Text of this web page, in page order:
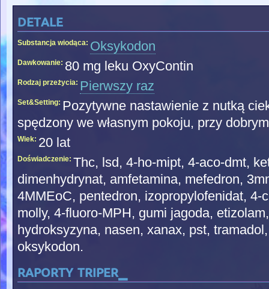
detale
Substancja wiodąca: Oksykodon
Dawkowanie: 80 mg leku OxyContin
Rodzaj przeżycia: Pierwszy raz
Set&Setting: Pozytywne nastawienie z nutką
spędzony we własnym pokoju, przy
Wiek: 20 lat
Doświadczenie: Thc, lsd, 4-ho-mipt, 4-aco-dmt,
dimenhydrynat, amfetamina, mefedron,
4MMEoC, pentedron, izopropylofenidat, 4-
molly, 4-fluoro-MPH, gumi jagoda,
hydroksyzyna, nasen, xanax, pst,
oksykodon.
raporty triper_